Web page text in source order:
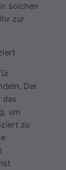
solchen
zur
Der
das
um
zu